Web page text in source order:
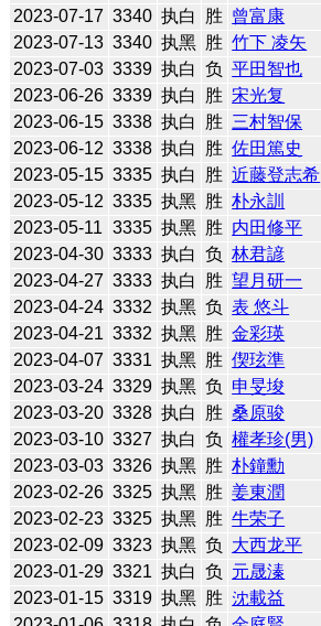
2023-07-17 3340 执白 胜 曾富康
2023-07-13 3340 执黑 胜 竹下 凌矢
2023-07-03 3339 执白 负 平田智也
2023-06-26 3339 执白 胜 宋光复
2023-06-15 3338 执白 胜 三村智保
2023-06-12 3338 执白 胜 佐田篤史
2023-05-15 3335 执白 胜 近藤登志希
2023-05-12 3335 执黑 胜 朴永訓
2023-05-11 3335 执黑 胜 内田修平
2023-04-30 3333 执白 负 林君諺
2023-04-27 3333 执白 胜 望月研一
2023-04-24 3332 执黑 负 表 悠斗
2023-04-21 3332 执黑 胜 金彩瑛
2023-04-07 3331 执黑 胜 偰玹準
2023-03-24 3329 执黑 负 申旻埈
2023-03-20 3328 执白 胜 桑原骏
2023-03-10 3327 执白 负 權孝珍(男)
2023-03-03 3326 执黑 胜 朴鐘勳
2023-02-26 3325 执黑 胜 姜東潤
2023-02-23 3325 执黑 胜 牛荣子
2023-02-09 3323 执黑 负 大西龙平
2023-01-29 3321 执白 负 元晟溱
2023-01-15 3319 执黑 胜 沈載益